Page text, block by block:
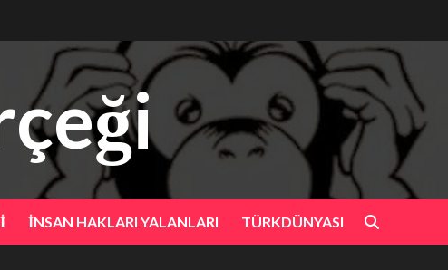
İNSAN HAKLARI YALANLARI TÜRKDÜNYASI